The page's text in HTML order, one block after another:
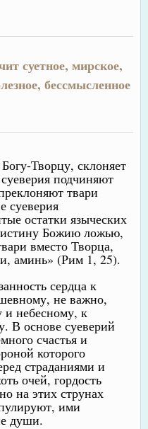
суетное, мирское,
бессмысленное
Творцу, склоняет
подчиняют
твари
суеверия
остатки языческих
Божию ложью,
вместо Творца,
аминь» (Рим 1, 25).
сердца к
не важно,
и небесному, к
В основе суеверий
счастья и
которого
страданиями и
очей, гордость
на этих струнах
ими
души.